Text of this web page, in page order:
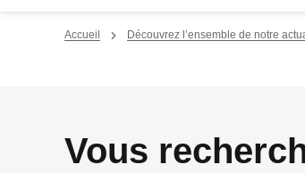
Accueil Découvrez l’ensemble de notre
Vous